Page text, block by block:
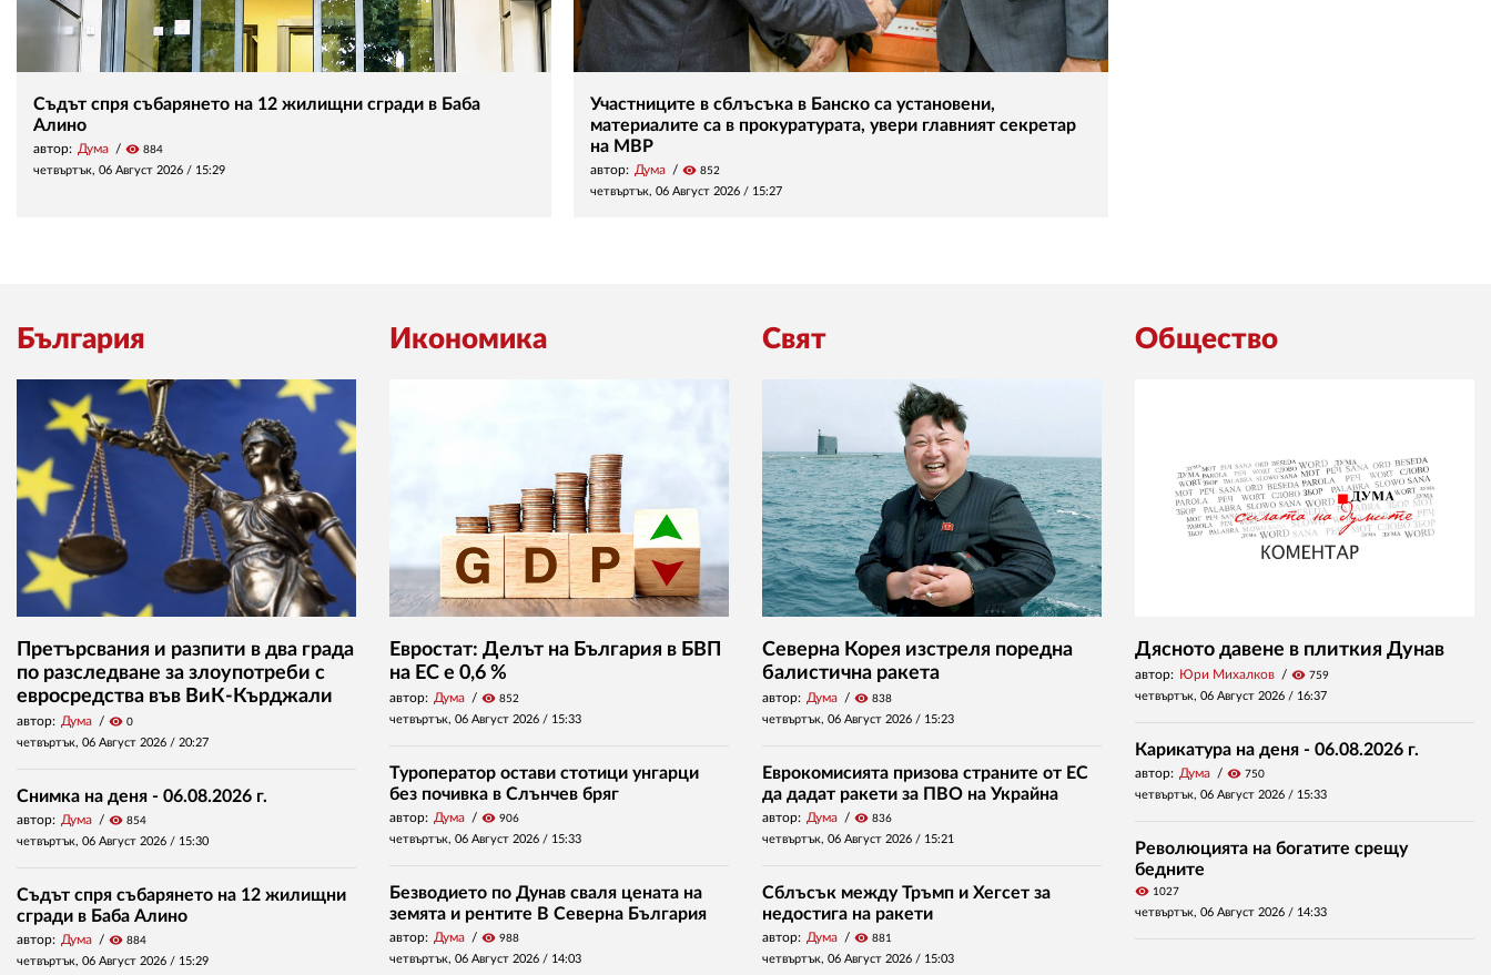
Съдът спря събарянето на 12 жилищни сгради в Баба
Алино
автор: Дума visibility 884
четвъртък, 06 Август 2026 / 15:29
Участниците в сблъсъка в Банско са установени,
материалите са в прокуратурата, увери главният секретар
на МВР
автор: Дума visibility 852
четвъртък, 06 Август 2026 / 15:27
България
Претърсвания и разпити в два града
по разследване за злоупотреби с
евросредства във ВиК-Кърджали
автор: Дума visibility 0
четвъртък, 06 Август 2026 / 20:27
Снимка на деня - 06.08.2026 г.
автор: Дума visibility 854
четвъртък, 06 Август 2026 / 15:30
Съдът спря събарянето на 12 жилищни
сгради в Баба Алино
автор: Дума visibility 884
четвъртък, 06 Август 2026 / 15:29
Икономика
Евростат: Делът на България в БВП
на ЕС е 0,6 %
автор: Дума visibility 852
четвъртък, 06 Август 2026 / 15:33
Туроператор остави стотици унгарци
без почивка в Слънчев бряг
автор: Дума visibility 906
четвъртък, 06 Август 2026 / 15:33
Безводието по Дунав сваля цената на
земята и рентите В Северна България
автор: Дума visibility 988
четвъртък, 06 Август 2026 / 14:03
Свят
Северна Корея изстреля поредна
балистична ракета
автор: Дума visibility 838
четвъртък, 06 Август 2026 / 15:23
Еврокомисията призова страните от ЕС
да дадат ракети за ПВО на Украйна
автор: Дума visibility 836
четвъртък, 06 Август 2026 / 15:21
Сблъсък между Тръмп и Хегсет за
недостига на ракети
автор: Дума visibility 881
четвъртък, 06 Август 2026 / 15:03
Общество
Дясното давене в плиткия Дунав
автор: Юри Михалков visibility 759
четвъртък, 06 Август 2026 / 16:37
Карикатура на деня - 06.08.2026 г.
автор: Дума visibility 750
четвъртък, 06 Август 2026 / 15:33
Революцията на богатите срещу
бедните
visibility 1027
четвъртък, 06 Август 2026 / 14:33